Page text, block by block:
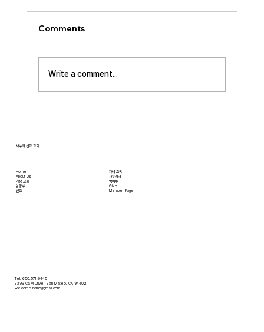
• 서대석 목자 단기 선교 8월 1일부터 13일까지
이스라엘 단기 선교를 다녀옵니다. 관심과 기도
평신도 세미나가 어스틴 늘푸른교회에서 9월 25
일부터 27일까지 있습니다. 등록마감은 8월 7일
Comments
Write a comment...
Home
About Us
​가정 교회
​삶공부
​선교
자녀 교육
새누리터
영어부
Give
Member Page
Tel. 650.571.9445
3399 CSM Drive, San Mateo, CA 94402
welcome.ncmc@gmail.com
새누리 선교 교회